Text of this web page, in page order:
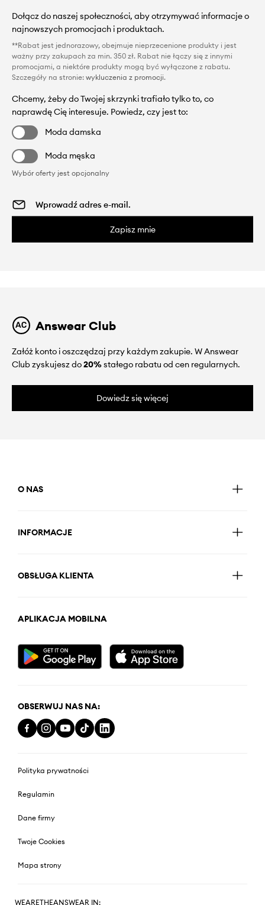
Dołącz do naszej społeczności, aby otrzymywać informacje o
najnowszych promocjach i produktach.
**Rabat jest jednorazowy, obejmuje nieprzecenione produkty i jest
ważny przy zakupach za min. 350 zł. Rabat nie łączy się z innymi
promocjami, a niektóre produkty mogą być wyłączone z rabatu.
Szczegóły na stronie: wykluczenia z promocji.
Chcemy, żeby do Twojej skrzynki trafiało tylko to, co
naprawdę Cię interesuje. Powiedz, czy jest to:
Moda damska
Moda męska
Wybór oferty jest opcjonalny
Zapisz mnie
Answear Club
Załóż konto i oszczędzaj przy każdym zakupie. W Answear
Club zyskujesz do20%stałego rabatu od cen regularnych.
Dowiedz się więcej
O NAS
INFORMACJE
OBSŁUGA KLIENTA
APLIKACJA MOBILNA
OBSERWUJ NAS NA:
Polityka prywatności
Regulamin
Dane firmy
Twoje Cookies
Mapa strony
WEARETHEANSWEAR IN: